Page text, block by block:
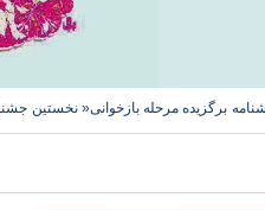
هنر انقلاب اسلامی ۱۰ عنوان نمایشنامه برگزیده مرحله